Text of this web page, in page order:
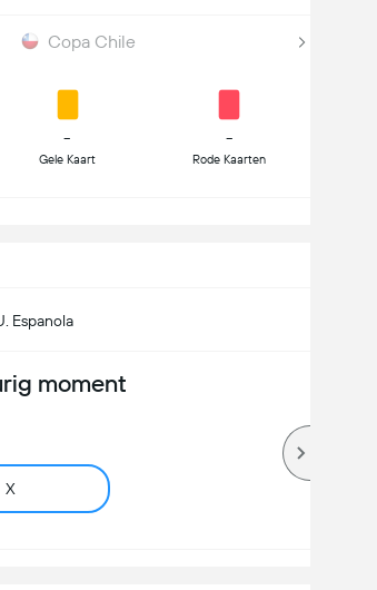
Copa Chile
-
Gele Kaart
-
Rode Kaarten
Espanola
moment
X